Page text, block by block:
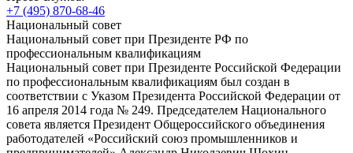
+7 (495) 870-68-46
Национальный совет
Национальный совет при Президенте РФ по
профессиональным квалификациям
Национальный совет при Президенте Российской Федерации
по профессиональным квалификациям был создан в
соответствии с Указом Президента Российской Федерации от
16 апреля 2014 года № 249. Председателем Национального
совета является Президент Общероссийского объединения
работодателей «Российский союз промышленников и